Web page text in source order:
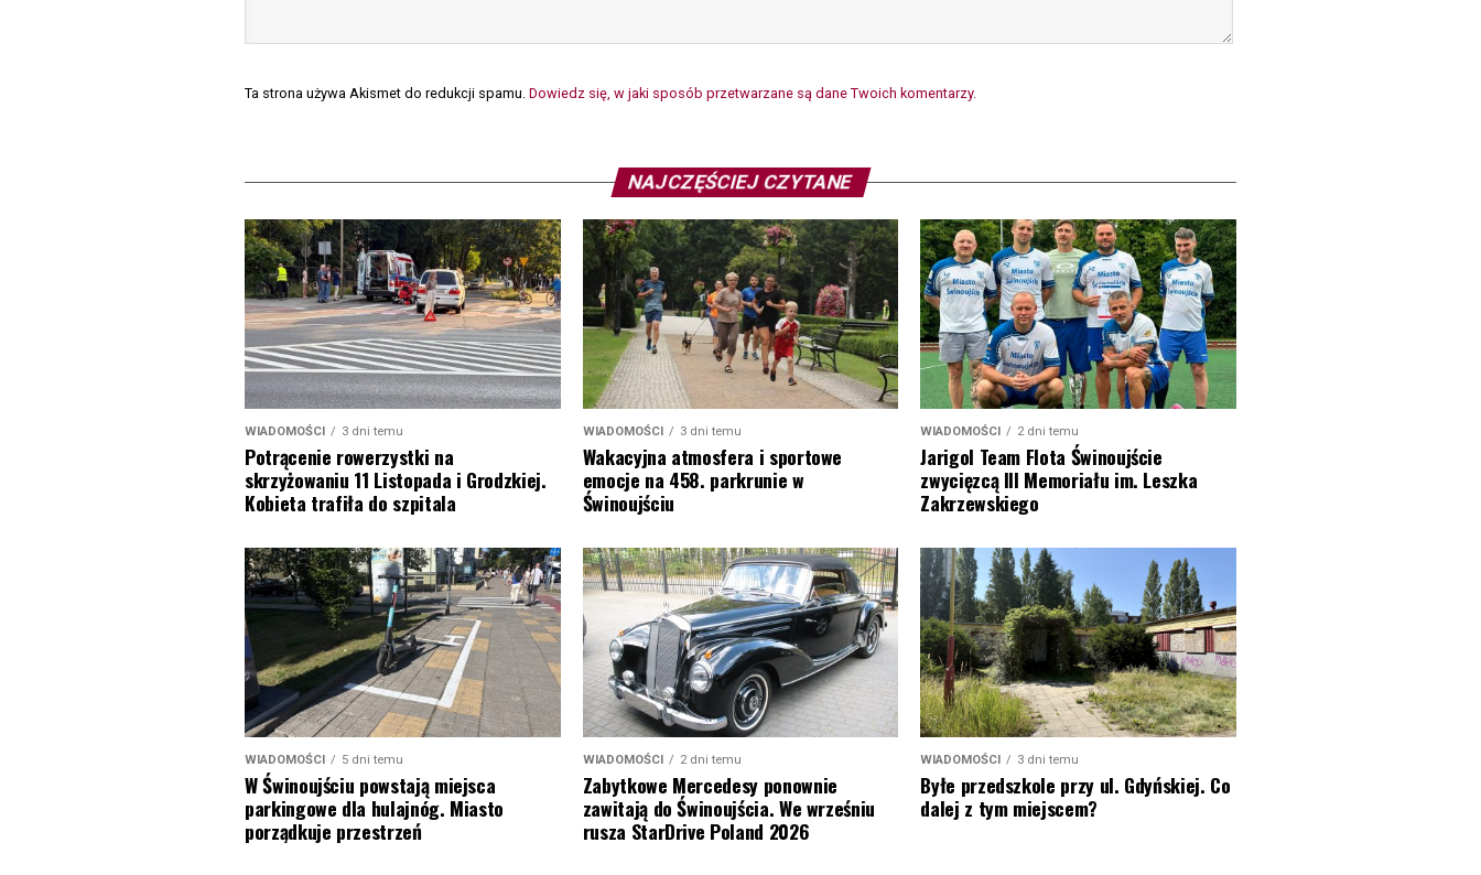
Ta strona używa Akismet do redukcji spamu. Dowiedz się, w jaki sposób przetwarzane są dane Twoich komentarzy.
NAJCZĘŚCIEJ CZYTANE
WIADOMOŚCI 3 dni temu
Potrącenie rowerzystki na
skrzyżowaniu 11 Listopada i Grodzkiej.
Kobieta trafiła do szpitala
WIADOMOŚCI 3 dni temu
Wakacyjna atmosfera i sportowe
emocje na 458. parkrunie w
Świnoujściu
WIADOMOŚCI 2 dni temu
Jarigol Team Flota Świnoujście
zwycięzcą III Memoriału im. Leszka
Zakrzewskiego
WIADOMOŚCI 5 dni temu
W Świnoujściu powstają miejsca
parkingowe dla hulajnóg. Miasto
porządkuje przestrzeń
WIADOMOŚCI 2 dni temu
Zabytkowe Mercedesy ponownie
zawitają do Świnoujścia. We wrześniu
rusza StarDrive Poland 2026
WIADOMOŚCI 3 dni temu
Byłe przedszkole przy ul. Gdyńskiej. Co
dalej z tym miejscem?